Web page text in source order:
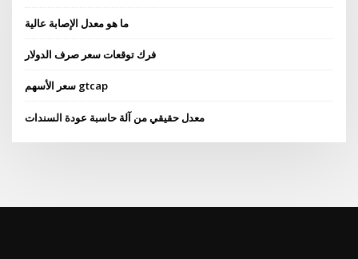
ما هو معدل الإصابة عالية
فرك توقعات سعر صرف الدولار
سعر الأسهم gtcap
معدل حقيقي من آلة حاسبة عودة السندات